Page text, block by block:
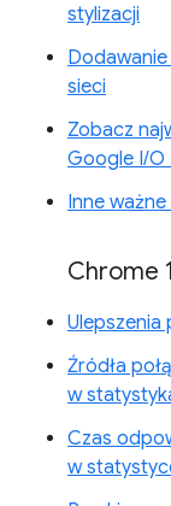
stylizacji
sieci
Zobacz
Google I/O
Inne
Chrome
Ulepszenia
Źródła
w
Czas
w